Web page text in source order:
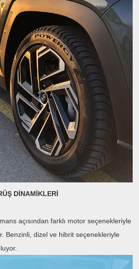
DİNAMİKLERİ
açısından farklı motor seçenekleriyle
Benzinli, dizel ve hibrit seçenekleriyle